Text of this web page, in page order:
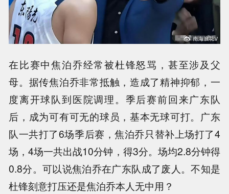
在比赛中焦泊乔经常被杜锋怒骂，甚至涉及父
母。据传焦泊乔非常抵触，造成了精神抑郁，一
度离开球队到医院调理。季后赛前回来广东队
后，成为可有可无的球员，基本无球可打。广东
队一共打了6场季后赛，焦泊乔只替补上场打了4
场，4场一共出战10分钟，得3分。场均2.8分钟得
0.8分。可以说焦泊乔在广东队成了废人。不知是
杜锋刻意打压还是焦泊乔本人无中用？